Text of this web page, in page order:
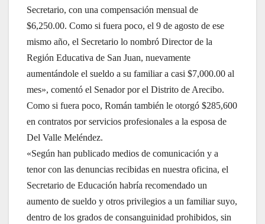
Secretario, con una compensación mensual de
$6,250.00. Como si fuera poco, el 9 de agosto de ese
mismo año, el Secretario lo nombró Director de la
Región Educativa de San Juan, nuevamente
aumentándole el sueldo a su familiar a casi $7,000.00 al
mes», comentó el Senador por el Distrito de Arecibo.
Como si fuera poco, Román también le otorgó $285,600
en contratos por servicios profesionales a la esposa de
Del Valle Meléndez.
«Según han publicado medios de comunicación y a
tenor con las denuncias recibidas en nuestra oficina, el
Secretario de Educación habría recomendado un
aumento de sueldo y otros privilegios a un familiar suyo,
dentro de los grados de consanguinidad prohibidos, sin